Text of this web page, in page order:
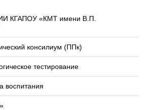
КГАПОУ «КМТ имени В.П.
консилиум (ППк)
тестирование
воспитания